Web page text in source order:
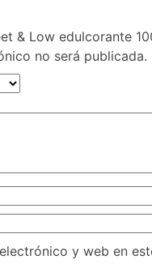
& Low edulcorante
no será publicada.
y web en